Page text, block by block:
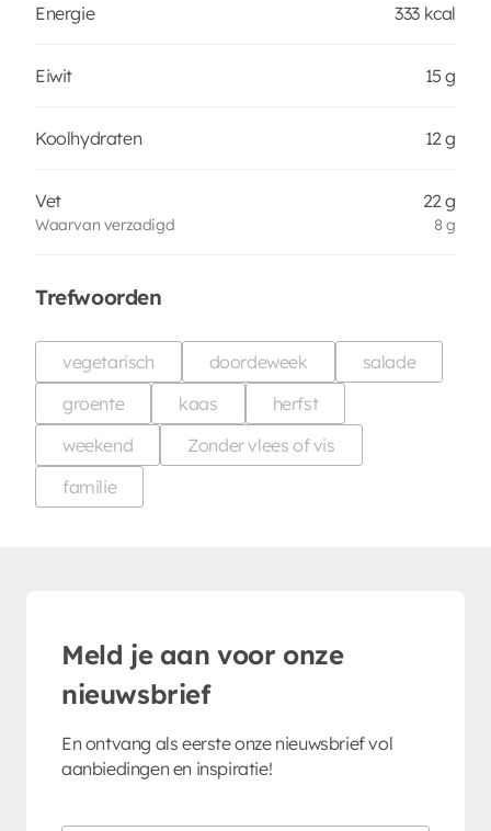
Energie 333 kcal
Eiwit 15 g
Koolhydraten 12 g
Vet 22 g
Waarvan verzadigd 8 g
Trefwoorden
vegetarisch doordeweek
salade
groente
kaas
herfst
weekend
Zonder vlees of vis
familie
Meld je aan voor onze
nieuwsbrief
En ontvang als eerste onze nieuwsbrief vol
aanbiedingen en inspiratie!